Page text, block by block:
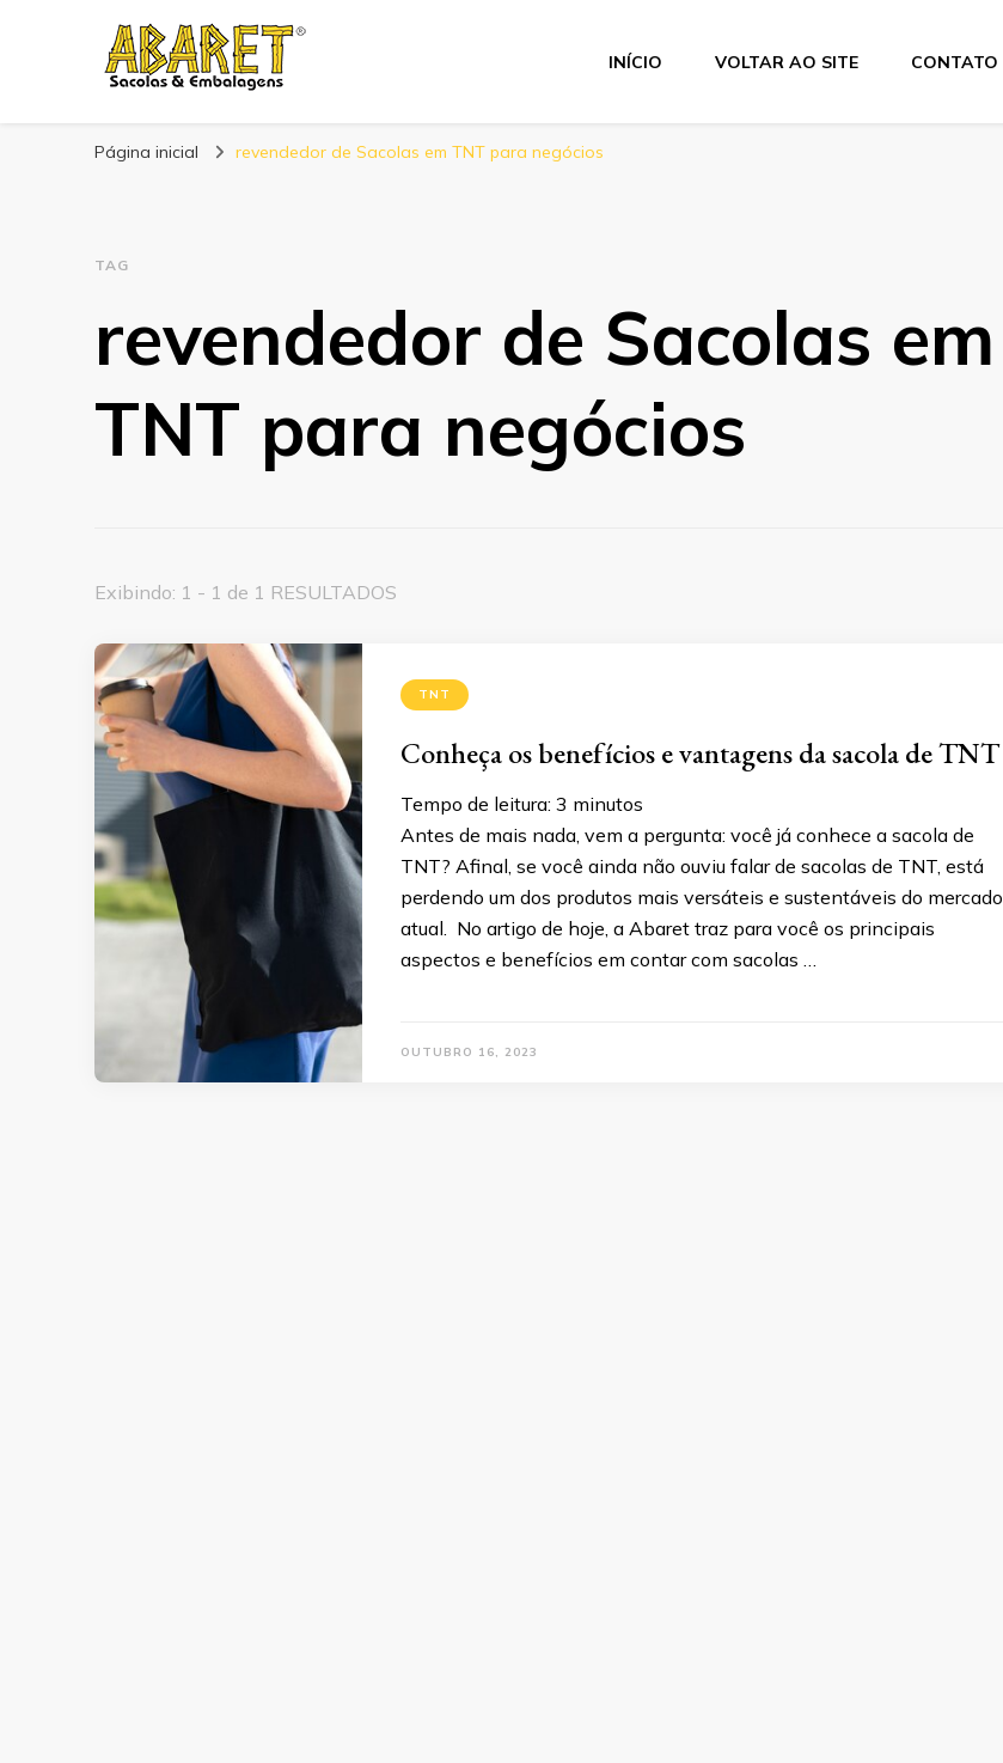
Abaret
INÍCIO VOLTAR AO SITE CONTATO
Página inicial revendedor de Sacolas em TNT para negócios
TAG
revendedor de Sacolas em
TNT para negócios
Exibindo: 1 - 1 de 1 RESULTADOS
TNT
Conheça os benefícios e vantagens da sacola de TNT
Tempo de leitura: 3 minutos
Antes de mais nada, vem a pergunta: você já conhece a sacola de
TNT? Afinal, se você ainda não ouviu falar de sacolas de TNT, está
perdendo um dos produtos mais versáteis e sustentáveis do mercado
atual. No artigo de hoje, a Abaret traz para você os principais
aspectos e benefícios em contar com sacolas …
OUTUBRO 16, 2023